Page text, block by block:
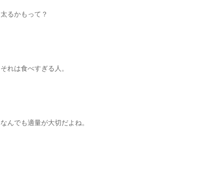
太るかもって？
それは食べすぎる人。
なんでも適量が大切だよね。